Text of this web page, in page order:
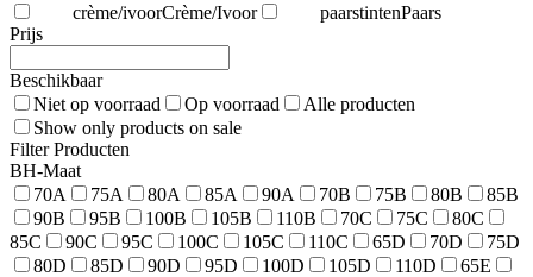
crème/ivoorCrème/Ivoor paarstintenPaars
Prijs
Beschikbaar
Niet op voorraad
Op voorraad
Alle producten
Show only products on sale
Filter Producten
BH-Maat
70A
75A 80A 85A 90A 70B 75B 80B
85B
90B
95B 100B 105B 110B 70C 75C
80C
85C
90C 95C 100C 105C 110C 65D 70D
75D
80D
85D 90D 95D 100D 105D 110D
65E